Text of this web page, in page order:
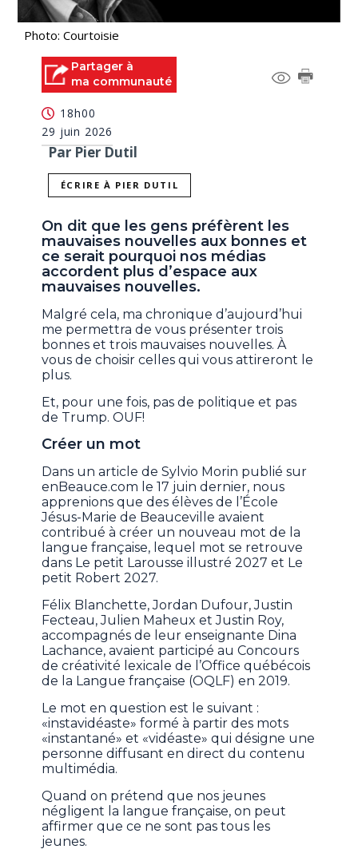
Photo: Courtoisie
Partager à
ma communauté
18h00
29 juin 2026
Par Pier Dutil
ÉCRIRE À PIER DUTIL
On dit que les gens préfèrent les
mauvaises nouvelles aux bonnes et
ce serait pourquoi nos médias
accordent plus d’espace aux
mauvaises nouvelles.
Malgré cela, ma chronique d’aujourd’hui
me permettra de vous présenter trois
bonnes et trois mauvaises nouvelles. À
vous de choisir celles qui vous attireront le
plus.
Et, pour une fois, pas de politique et pas
de Trump. OUF!
Créer un mot
Dans un article de Sylvio Morin publié sur
enBeauce.com le 17 juin dernier, nous
apprenions que des élèves de l’École
Jésus-Marie de Beauceville avaient
contribué à créer un nouveau mot de la
langue française, lequel mot se retrouve
dans Le petit Larousse illustré 2027 et Le
petit Robert 2027.
Félix Blanchette, Jordan Dufour, Justin
Fecteau, Julien Maheux et Justin Roy,
accompagnés de leur enseignante Dina
Lachance, avaient participé au Concours
de créativité lexicale de l’Office québécois
de la Langue française (OQLF) en 2019.
Le mot en question est le suivant :
«instavidéaste» formé à partir des mots
«instantané» et «vidéaste» qui désigne une
personne diffusant en direct du contenu
multimédia.
Quand on prétend que nos jeunes
négligent la langue française, on peut
affirmer que ce ne sont pas tous les
jeunes.